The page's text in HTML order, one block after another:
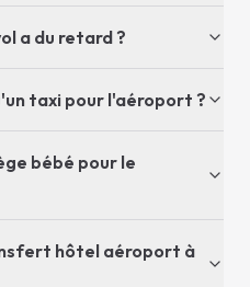
a du retard ?
taxi pour l'aéroport ?
bébé pour le
hôtel aéroport à